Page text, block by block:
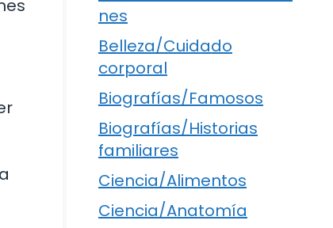
nes
Belleza/Cuidado
corporal
Biografías/Famosos
Biografías/Historias
familiares
Ciencia/Alimentos
Ciencia/Anatomía